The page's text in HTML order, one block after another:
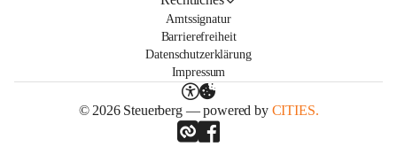
Amtssignatur
Barrierefreiheit
Datenschutzerklärung
Impressum
© 2026 Steuerberg — powered by CITIES.